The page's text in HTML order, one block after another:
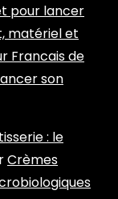
pour lancer
matériel et
Francais de
son
: le
Crèmes